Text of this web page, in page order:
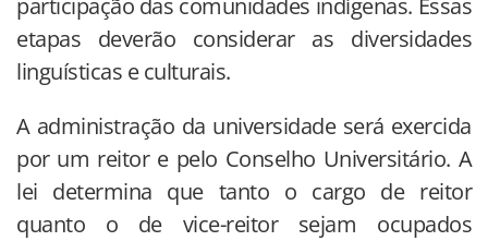
participação das comunidades indígenas. Essas
etapas deverão considerar as diversidades
linguísticas e culturais.
A administração da universidade será exercida
por um reitor e pelo Conselho Universitário. A
lei determina que tanto o cargo de reitor
quanto o de vice-reitor sejam ocupados